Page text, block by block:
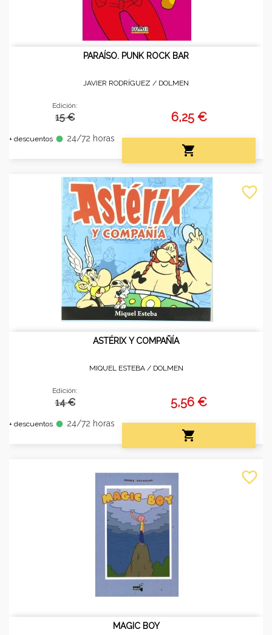
PARAÍSO. PUNK ROCK BAR
JAVIER RODRÍGUEZ / DOLMEN
Edición:
15 €
+ descuentos fiber_manual_record 24/72 horas
6,25 €

ASTÉRIX Y COMPAÑÍA
MIQUEL ESTEBA / DOLMEN
Edición:
14 €
+ descuentos fiber_manual_record 24/72 horas
5,56 €

favorite_border
MAGIC BOY
favorite_border